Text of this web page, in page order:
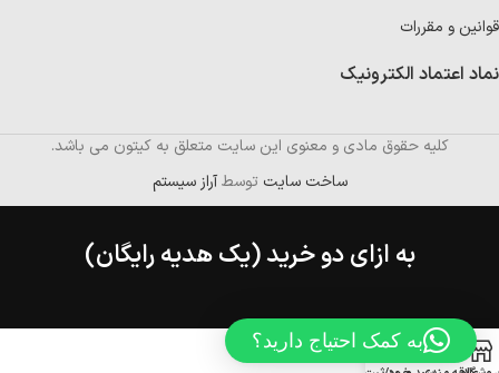
قوانین و مقررات
نماد اعتماد الکترونیک
کلیه حقوق مادی و معنوی این سایت متعلق به کیتون می باشد.
ساخت سایت توسطآراز سیستم
به ازای دو خرید (یک هدیه رایگان)
به کمک احتیاج دارید؟